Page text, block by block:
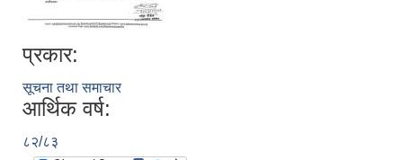
प्रकार:
सूचना तथा समाचार
आर्थिक वर्ष:
८२/८३